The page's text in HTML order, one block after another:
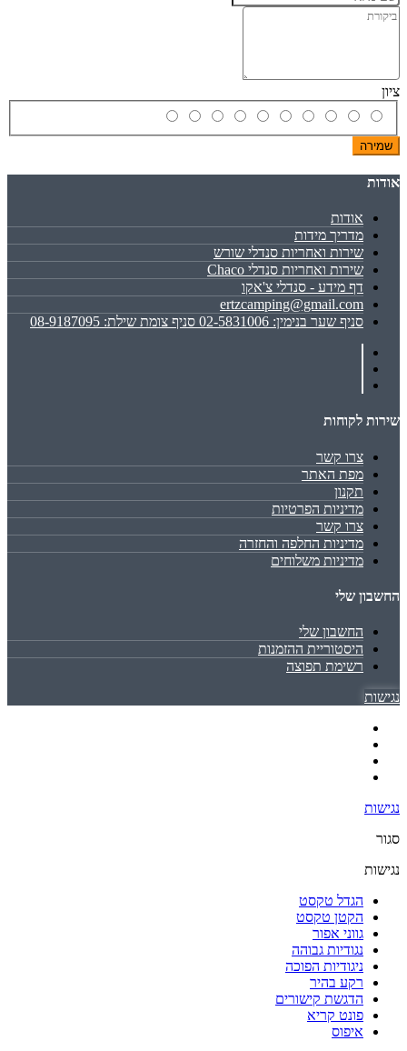
ציון
שמירה
אודות
אודות
מדריך מידות
שירות ואחריות סנדלי שורש
שירות ואחריות סנדלי Chaco
דף מידע - סנדלי צ'אקו
ertzcamping@gmail.com
סניף שער בנימין: 02-5831006 סניף צומת שילת: 08-9187095
שירות לקוחות
צרו קשר
מפת האתר
תקנון
מדיניות הפרטיות
צרו קשר
מדיניות החלפה והחזרה
מדיניות משלוחים
החשבון שלי
החשבון שלי
היסטוריית ההזמנות
רשימת תפוצה
נגישות
נגישות
סגור
נגישות
הגדל טקסט
הקטן טקסט
גווני אפור
נגודיות גבוהה
ניגודיות הפוכה
רקע בהיר
הדגשת קישורים
פונט קריא
איפוס